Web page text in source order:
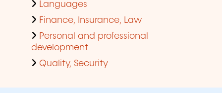
Languages
Finance, Insurance, Law
Personal and professional
development
Quality, Security